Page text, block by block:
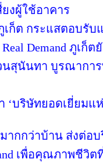
งผู้ใช้อาคาร
ก็ต กระแสตอบรับ
Demand ภูเก็ต
นสุนันทา บูรณากา
บริษัทยอดเยี่ยมแห่
ากกว่าบ้าน ส่งต่อ
เพื่อคุณภาพชี